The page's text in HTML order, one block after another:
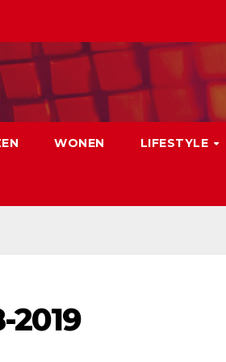
WONEN LIFESTYLE